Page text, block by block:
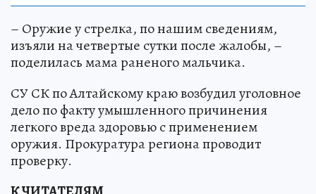
– Оружие у стрелка, по нашим сведениям,
изъяли на четвертые сутки после жалобы, –
поделилась мама раненого мальчика.
СУ СК по Алтайскому краю возбудил уголовное
дело по факту умышленного причинения
легкого вреда здоровью с применением
оружия. Прокуратура региона проводит
проверку.